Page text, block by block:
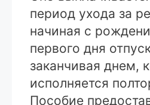
период ухода за
начиная с
первого дня
заканчивая днем,
исполняется
Пособие